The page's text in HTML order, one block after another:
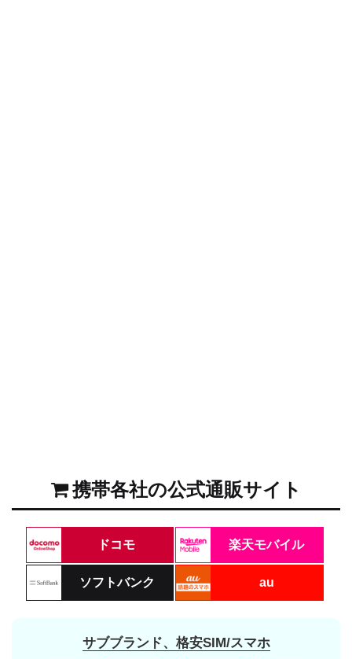
携帯各社の公式通販サイト
ドコモ 楽天モバイル
ソフトバンク au
サブブランド、格安SIM/スマホ